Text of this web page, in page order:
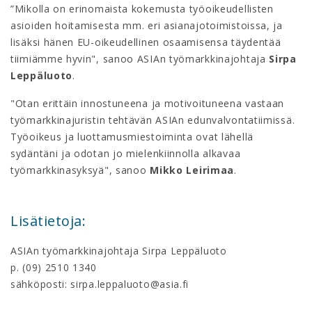
”Mikolla on erinomaista kokemusta työoikeudellisten
asioiden hoitamisesta mm. eri asianajotoimistoissa, ja
lisäksi hänen EU-oikeudellinen osaamisensa täydentää
tiimiämme hyvin", sanoo ASIAn työmarkkinajohtaja Sirpa
Leppäluoto.
"Otan erittäin innostuneena ja motivoituneena vastaan
työmarkkinajuristin tehtävän ASIAn edunvalvontatiimissä.
Työoikeus ja luottamusmiestoiminta ovat lähellä
sydäntäni ja odotan jo mielenkiinnolla alkavaa
työmarkkinasyksyä", sanoo Mikko Leirimaa.
Lisätietoja:
ASIAn työmarkkinajohtaja Sirpa Leppäluoto
p. (09) 2510 1340
sähköposti: sirpa.leppaluoto@asia.fi